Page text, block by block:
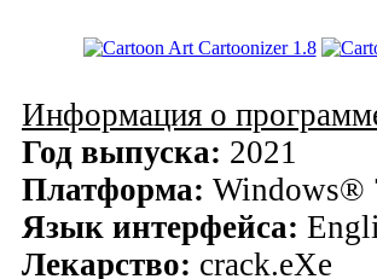
Информация о
Год выпуска: 2021
Платформа: Windows®
Язык интерфейса:
Лекарство: crack.eXe